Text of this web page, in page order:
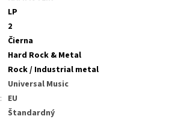
LP
2
Čierna
Hard Rock & Metal
Rock / Industrial metal
Universal Music
: EU
Štandardný